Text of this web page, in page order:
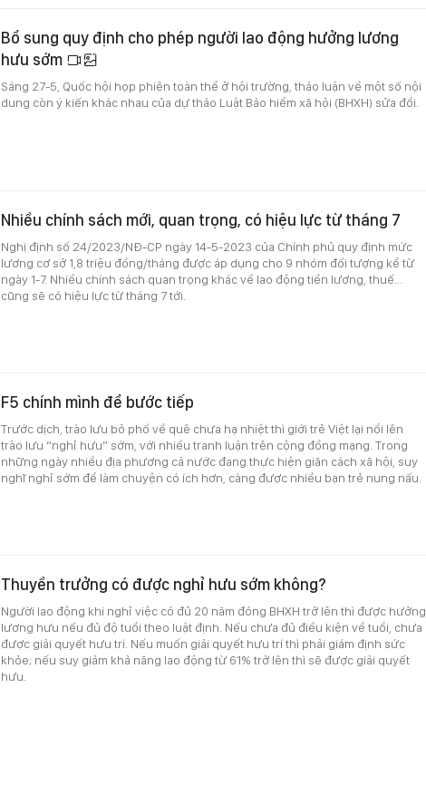
Bổ sung quy định cho phép người lao động hưởng lương
hưu sớm
Sáng 27-5, Quốc hội họp phiên toàn thể ở hội trường, thảo luận về một số nội
dung còn ý kiến khác nhau của dự thảo Luật Bảo hiểm xã hội (BHXH) sửa đổi.
Nhiều chính sách mới, quan trọng, có hiệu lực từ tháng 7
Nghị định số 24/2023/NĐ-CP ngày 14-5-2023 của Chính phủ quy định mức
lương cơ sở 1,8 triệu đồng/tháng được áp dụng cho 9 nhóm đối tượng kể từ
ngày 1-7. Nhiều chính sách quan trọng khác về lao động tiền lương, thuế...
cũng sẽ có hiệu lực từ tháng 7 tới.
F5 chính mình để bước tiếp
Trước dịch, trào lưu bỏ phố về quê chưa hạ nhiệt thì giới trẻ Việt lại nổi lên
trào lưu “nghỉ hưu” sớm, với nhiều tranh luận trên cộng đồng mạng. Trong
những ngày nhiều địa phương cả nước đang thực hiện giãn cách xã hội, suy
nghĩ nghỉ sớm để làm chuyện có ích hơn, càng được nhiều bạn trẻ nung nấu.
Thuyền trưởng có được nghỉ hưu sớm không?
Người lao động khi nghỉ việc có đủ 20 năm đóng BHXH trở lên thì được hưởng
lương hưu nếu đủ độ tuổi theo luật định. Nếu chưa đủ điều kiện về tuổi, chưa
được giải quyết hưu trí. Nếu muốn giải quyết hưu trí thì phải giám định sức
khỏe; nếu suy giảm khả năng lao động từ 61% trở lên thì sẽ được giải quyết
hưu.